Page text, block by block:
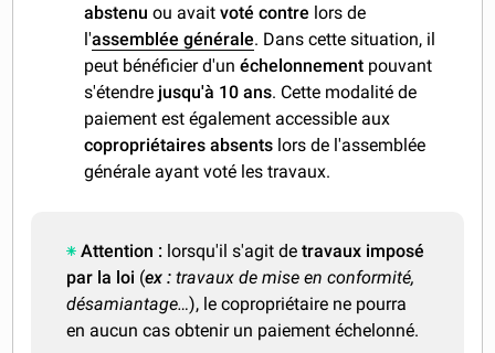
abstenuou avaitvoté contre lors de
l'assemblée générale. Dans cette situation, il
peut bénéficier d'unéchelonnement pouvant
s'étendre jusqu'à 10 ans. Cette modalité de
paiement est également accessible aux
copropriétaires absents lors de l'assemblée
générale ayant voté les travaux.
Attention : lorsqu'il s'agit de travaux imposé
par la loi (ex :travaux de mise en conformité,
désamiantage…), le copropriétaire ne pourra
en aucun cas obtenir un paiement échelonné.